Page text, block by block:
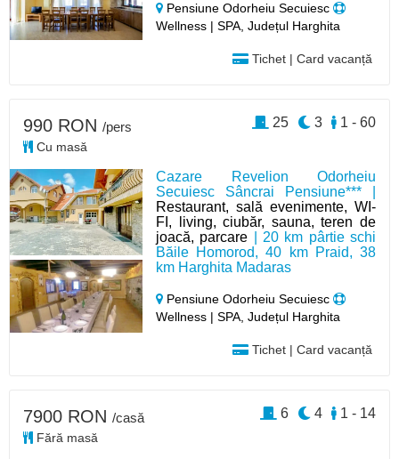
Pensiune Odorheiu Secuiesc
Wellness | SPA, Județul Harghita
Tichet | Card vacanță
Cazare Revelion Odorheiu
Secuiesc Sâncrai Pensiune*** |
Restaurant, sală evenimente, WI-
FI, living, ciubăr, sauna, teren de
joacă, parcare | 20 km pârtie schi
Băile Homorod, 40 km Praid, 38
km Harghita Madaras
Pensiune Odorheiu Secuiesc
Wellness | SPA, Județul Harghita
Tichet | Card vacanță
990 RON /pers
Cu masă
1 - 60
3
25
7900 RON /casă
Fără masă
1 - 14
4
6